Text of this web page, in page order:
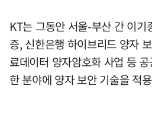
KT는 그동안 서울-부산 간 이기
증, 신한은행 하이브리드 양자
료데이터 양자암호화 사업 등
한 분야에 양자 보안 기술을 적